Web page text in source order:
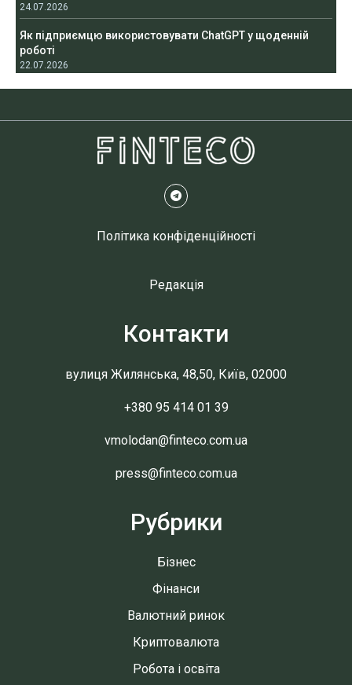
24.07.2026
Як підприємцю використовувати ChatGPT у щоденній
роботі
22.07.2026
Політика конфіденційності
Редакція
Контакти
вулиця Жилянська, 48,50, Київ, 02000
+380 95 414 01 39
vmolodan@finteco.com.ua
press@finteco.com.ua
Рубрики
Бізнес
Фінанси
Валютний ринок
Криптовалюта
Робота і освіта